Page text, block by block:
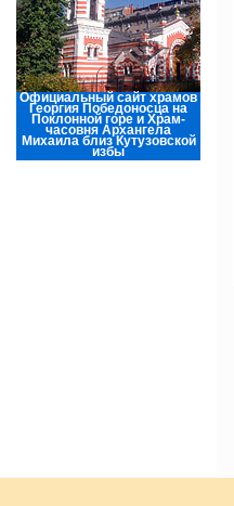
Официальный сайт храмов
Георгия Победоносца на
Поклонной горе и Храм-
часовня Архангела
Михаила близ Кутузовской
избы